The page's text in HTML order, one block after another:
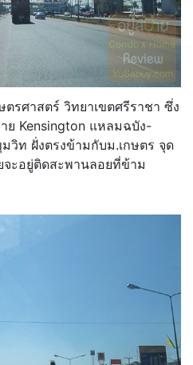
รศาสตร์ วิทยาเขตศรีราชา ซึ่ง
ย Kensington แหลมฉบัง-
วิท ฝั่งตรงข้ามกับม.เกษตร จุด
จะอยู่ติดสะพานลอยที่ข้าม